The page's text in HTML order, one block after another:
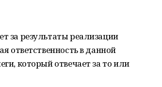
за результаты реализации
ответственность в данной
который отвечает за то или